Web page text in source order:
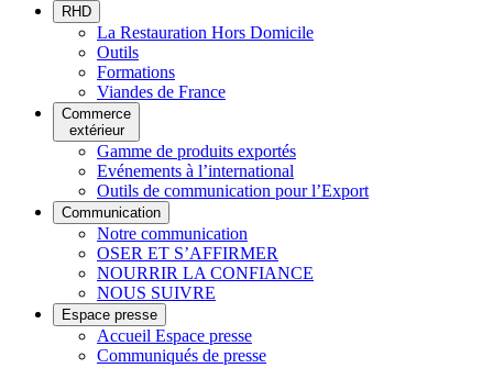
RHD
La Restauration Hors Domicile
Outils
Formations
Viandes de France
Commerce
extérieur
Gamme de produits exportés
Evénements à l’international
Outils de communication pour l’Export
Communication
Notre communication
OSER ET S’AFFIRMER
NOURRIR LA CONFIANCE
NOUS SUIVRE
Espace presse
Accueil Espace presse
Communiqués de presse